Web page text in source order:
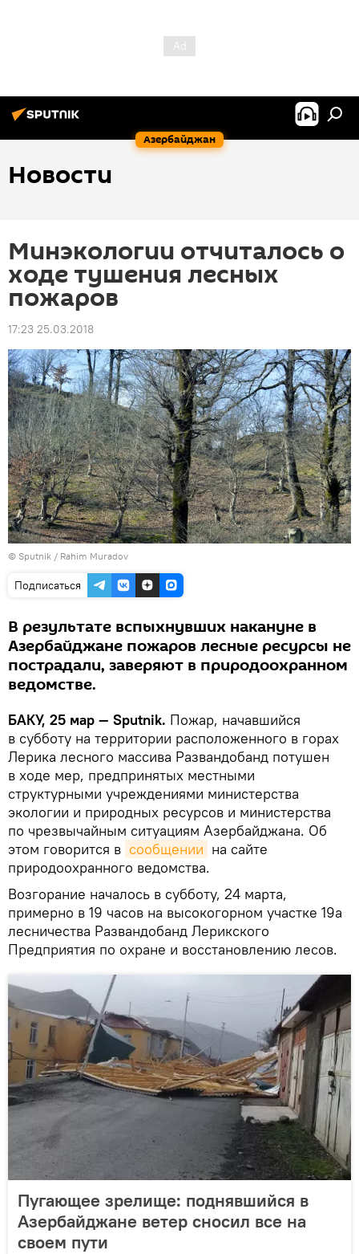
Азербайджан
Новости
Минэкологии отчиталось о
ходе тушения лесных
пожаров
17:23 25.03.2018
© Sputnik / Rahim Muradov
Подписаться
В результате вспыхнувших накануне в
Азербайджане пожаров лесные ресурсы не
пострадали, заверяют в природоохранном
ведомстве.
БАКУ, 25 мар — Sputnik. Пожар, начавшийся
в субботу на территории расположенного в горах
Лерика лесного массива Развандобанд потушен
в ходе мер, предпринятых местными
структурными учреждениями министерства
экологии и природных ресурсов и министерства
по чрезвычайным ситуациям Азербайджана. Об
этом говорится в сообщении на сайте
природоохранного ведомства.
Возгорание началось в субботу, 24 марта,
примерно в 19 часов на высокогорном участке 19а
лесничества Развандобанд Лерикского
Предприятия по охране и восстановлению лесов.
Пугающее зрелище: поднявшийся в
Азербайджане ветер сносил все на
своем пути